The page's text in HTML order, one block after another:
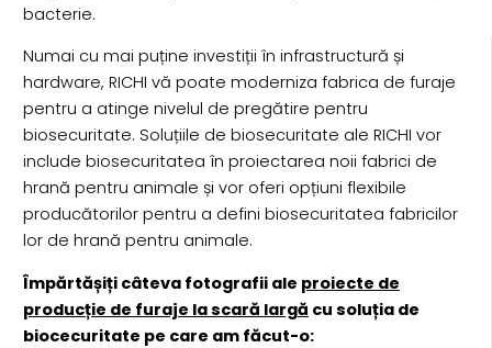
bacterie.
Numai cu mai puține investiții în infrastructură și
hardware, RICHI vă poate moderniza fabrica de furaje
pentru a atinge nivelul de pregătire pentru
biosecuritate. Soluțiile de biosecuritate ale RICHI vor
include biosecuritatea în proiectarea noii fabrici de
hrană pentru animale și vor oferi opțiuni flexibile
producătorilor pentru a defini biosecuritatea fabricilor
lor de hrană pentru animale.
Împărtășiți câteva fotografii ale proiecte de
producție de furaje la scară largă cu soluția de
biocecuritate pe care am făcut-o: